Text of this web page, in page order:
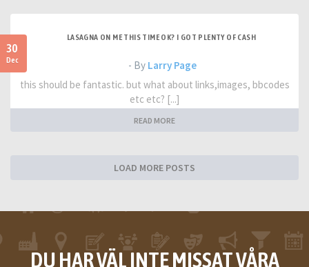
30
Dec
LASAGNA ON ME THIS TIME OK? I GOT PLENTY OF CASH
- By Larry Page
this should be fantastic. but what about links,images, bbcodes
etc etc? [...]
READ MORE
LOAD MORE POSTS
DU HAR VÄL INTE MISSAT VÅRA